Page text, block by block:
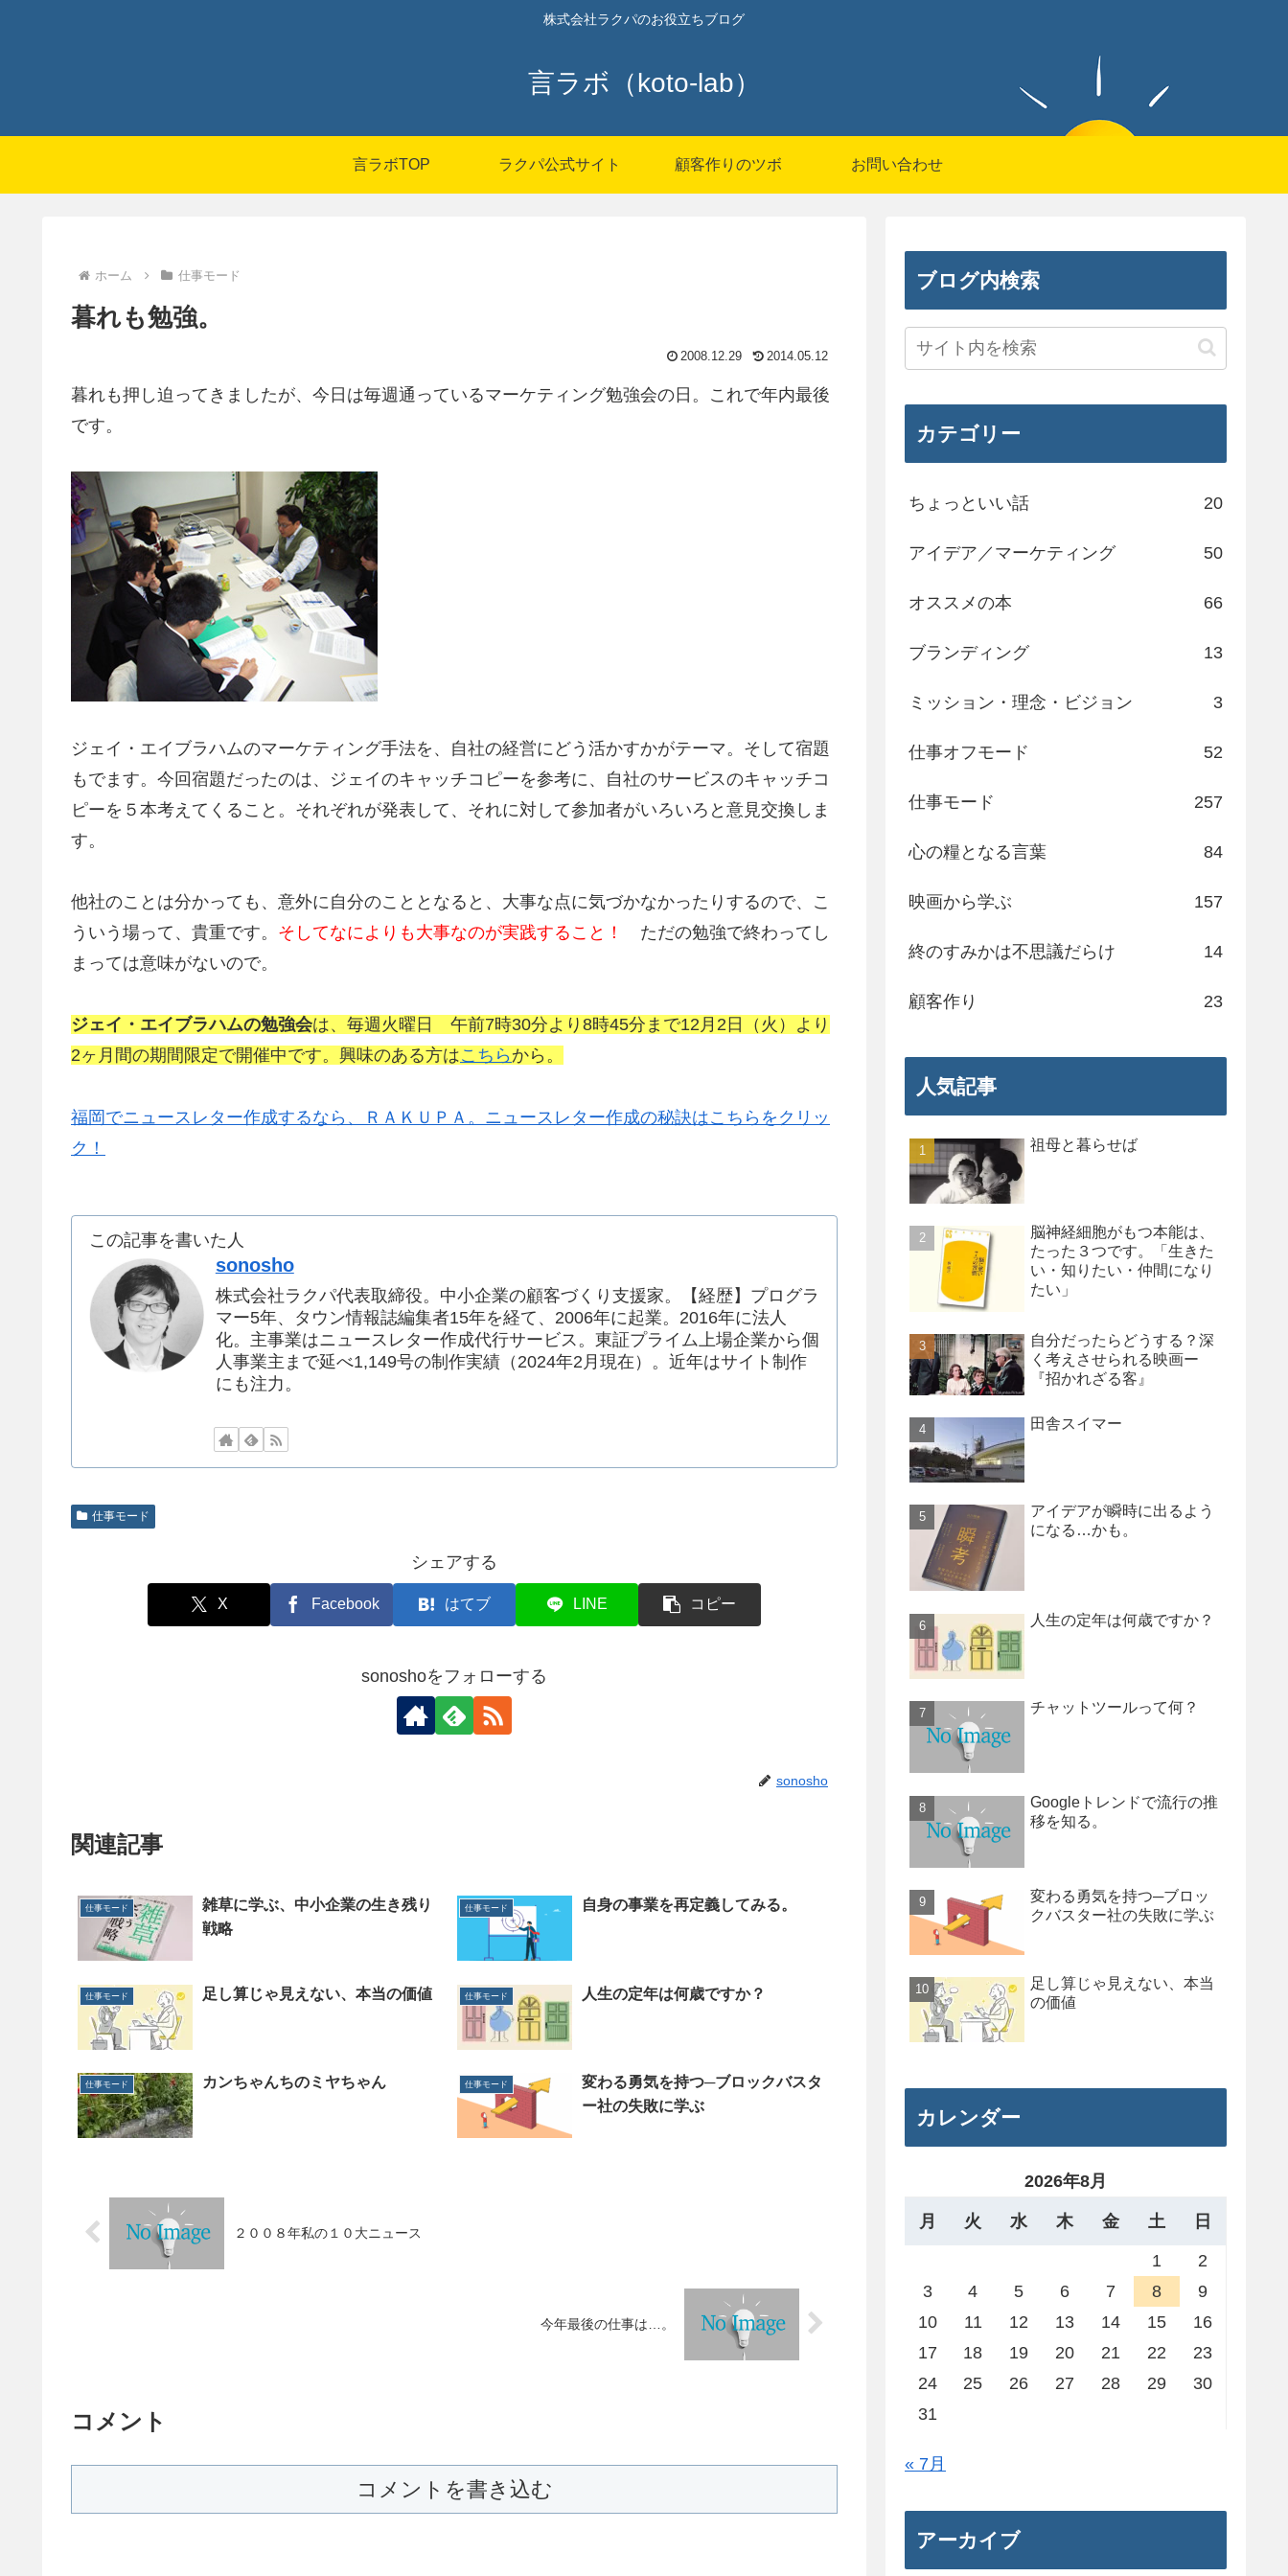
株式会社ラクパのお役立ちブログ
言ラボ（koto-lab）
言ラボTOP ラクパ公式サイト 顧客作りのツボ お問い合わせ
ホーム 仕事モード
暮れも勉強。
2008.12.29 2014.05.12
暮れも押し迫ってきましたが、今日は毎週通っているマーケティング勉強会の日。これで年内最後
です。
ジェイ・エイブラハムのマーケティング手法を、自社の経営にどう活かすかがテーマ。そして宿題
もでます。今回宿題だったのは、ジェイのキャッチコピーを参考に、自社のサービスのキャッチコ
ピーを５本考えてくること。それぞれが発表して、それに対して参加者がいろいろと意見交換しま
す。
他社のことは分かっても、意外に自分のこととなると、大事な点に気づかなかったりするので、こ
ういう場って、貴重です。 そしてなによりも大事なのが実践すること！ ただの勉強で終わってし
まっては意味がないので。
ジェイ・エイブラハムの勉強会は、毎週火曜日 午前7時30分より8時45分まで12月2日（火）より
2ヶ月間の期間限定で開催中です。興味のある方はこちら から。
福岡でニュースレター作成するなら、ＲＡＫＵＰＡ。ニュースレター作成の秘訣はこちらをクリッ
ク！
この記事を書いた人
sonosho
株式会社ラクパ代表取締役。中小企業の顧客づくり支援家。【経歴】プログラ
マー5年、タウン情報誌編集者15年を経て、2006年に起業。2016年に法人
化。主事業はニュースレター作成代行サービス。東証プライム上場企業から個
人事業主まで延べ1,149号の制作実績（2024年2月現在）。近年はサイト制作
にも注力。
仕事モード
シェアする
X Facebook はてブ LINE コピー
sonoshoをフォローする
sonosho
関連記事
仕事モード
雑草に学ぶ、中小企業の生き残り
戦略
仕事モード 自身の事業を再定義してみる。
仕事モード 足し算じゃ見えない、本当の価値 仕事モード 人生の定年は何歳ですか？
仕事モード カンちゃんちのミヤちゃん 仕事モード
変わる勇気を持つ─ブロックバスタ
ー社の失敗に学ぶ
２００８年私の１０大ニュース
今年最後の仕事は…。
コメント
コメントを書き込む
ブログ内検索
カテゴリー
ちょっといい話 20
アイデア／マーケティング 50
オススメの本 66
ブランディング 13
ミッション・理念・ビジョン 3
仕事オフモード 52
仕事モード 257
心の糧となる言葉 84
映画から学ぶ 157
終のすみかは不思議だらけ 14
顧客作り 23
人気記事
祖母と暮らせば
脳神経細胞がもつ本能は、
たった３つです。「生きた
い・知りたい・仲間になり
たい」
自分だったらどうする？深
く考えさせられる映画ー
『招かれざる客』
田舎スイマー
アイデアが瞬時に出るよう
になる…かも。
人生の定年は何歳ですか？
チャットツールって何？
Googleトレンドで流行の推
移を知る。
変わる勇気を持つ─ブロッ
クバスター社の失敗に学ぶ
足し算じゃ見えない、本当
の価値
カレンダー
2026年8月
月 火 水 木 金 土 日
1
2
3
4 5 6 7 8
9
10
11 12 13 14 15
16
17
18 19 20 21 22
23
24
25 26 27 28 29
30
31
« 7月
アーカイブ